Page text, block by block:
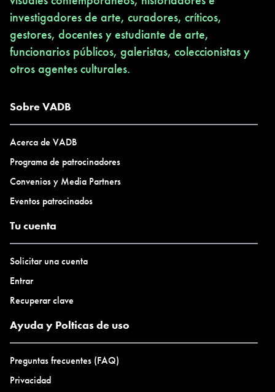
investigadores de arte, curadores, críticos,
gestores, docentes y estudiante de arte,
funcionarios públicos, galeristas, coleccionistas y
otros agentes culturales.
Sobre VADB
Acerca de VADB
Programa de patrocinadores
Convenios y Media Partners
Eventos patrocinados
Tu cuenta
Solicitar una cuenta
Entrar
Recuperar clave
Ayuda y Polticas de uso
Preguntas frecuentes (FAQ)
Privacidad